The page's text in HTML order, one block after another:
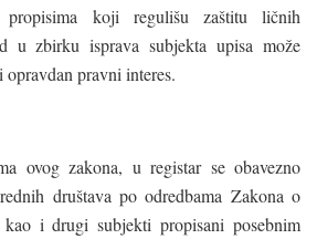
propisima koji regulišu zaštitu ličnih
u zbirku isprava subjekta upisa može
pravni interes.
ovog zakona, u registar se obavezno
društava po odredbama Zakona o
i drugi subjekti propisani posebnim